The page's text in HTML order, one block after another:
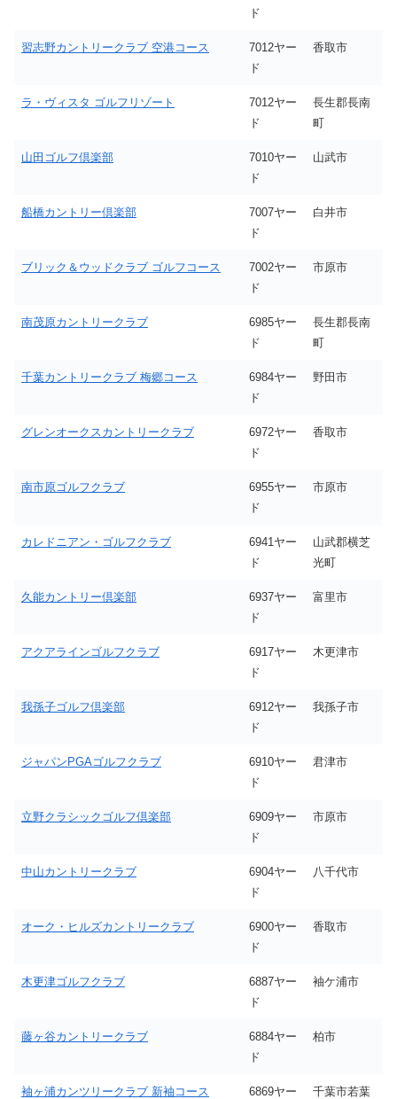
ド
習志野カントリークラブ 空港コース
7012ヤー
ド
香取市
ラ・ヴィスタ ゴルフリゾート
7012ヤー
ド
長生郡長南
町
山田ゴルフ倶楽部
7010ヤー
ド
山武市
船橋カントリー倶楽部
7007ヤー
ド
白井市
ブリック＆ウッドクラブ ゴルフコース
7002ヤー
ド
市原市
南茂原カントリークラブ
6985ヤー
ド
長生郡長南
町
千葉カントリークラブ 梅郷コース
6984ヤー
ド
野田市
グレンオークスカントリークラブ
6972ヤー
ド
香取市
南市原ゴルフクラブ
6955ヤー
ド
市原市
カレドニアン・ゴルフクラブ
6941ヤー
ド
山武郡横芝
光町
久能カントリー倶楽部
6937ヤー
ド
富里市
アクアラインゴルフクラブ
6917ヤー
ド
木更津市
我孫子ゴルフ倶楽部
6912ヤー
ド
我孫子市
ジャパンPGAゴルフクラブ
6910ヤー
ド
君津市
立野クラシックゴルフ倶楽部
6909ヤー
ド
市原市
中山カントリークラブ
6904ヤー
ド
八千代市
オーク・ヒルズカントリークラブ
6900ヤー
ド
香取市
木更津ゴルフクラブ
6887ヤー
ド
袖ケ浦市
藤ヶ谷カントリークラブ
6884ヤー
ド
柏市
袖ヶ浦カンツリークラブ 新袖コース
6869ヤー
千葉市若葉